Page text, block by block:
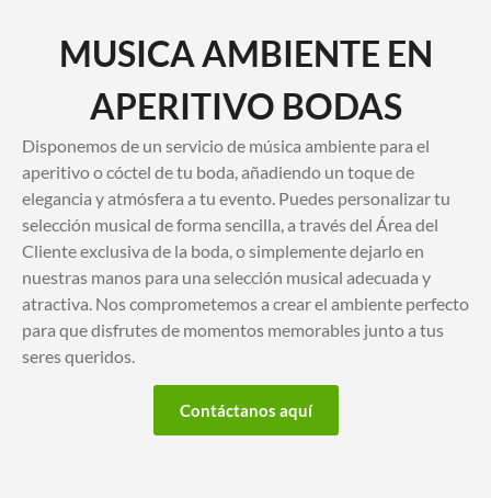
MUSICA AMBIENTE EN
APERITIVO BODAS
Disponemos de un servicio de música ambiente para el
aperitivo o cóctel de tu boda, añadiendo un toque de
elegancia y atmósfera a tu evento. Puedes personalizar tu
selección musical de forma sencilla, a través del Área del
Cliente exclusiva de la boda, o simplemente dejarlo en
nuestras manos para una selección musical adecuada y
atractiva. Nos comprometemos a crear el ambiente perfecto
para que disfrutes de momentos memorables junto a tus
seres queridos.
Contáctanos aquí